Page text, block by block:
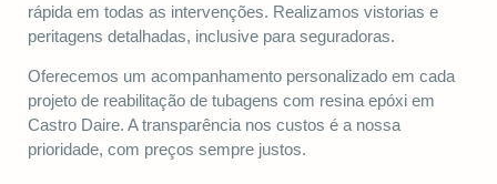
rápida em todas as intervenções. Realizamos vistorias e
peritagens detalhadas, inclusive para seguradoras.
Oferecemos um acompanhamento personalizado em cada
projeto de reabilitação de tubagens com resina epóxi em
Castro Daire. A transparência nos custos é a nossa
prioridade, com preços sempre justos.